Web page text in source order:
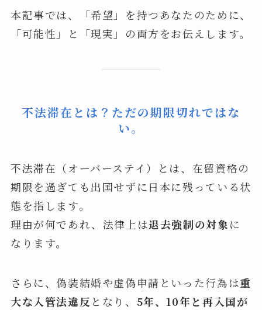
本記事では、「希望」を持つあなたのために、
「可能性」と「現実」の両方をお伝えします。
不法滞在とは？ただの期限切れではな
い。
不法滞在（オーバーステイ）とは、在留資格の
期限を過ぎても出国せずに日本に残っている状
態を指します。
理由が何であれ、法律上は退去強制の対象に
なります。
さらに、偽装結婚や虚偽申請といった行為は重
大な入管法違反となり、 5年、10年と再入国が